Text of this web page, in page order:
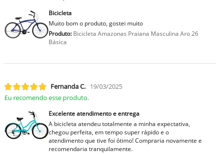
Bicicleta
Muito bom o produto, gostei muito
Produto:Bicicleta Amazonas Praiana Masculina Aro 26
Básica
Fernanda C. 19/03/2025
Eu recomendo esse produto.
Excelente atendimento e entrega
A bicicleta atendeu totalmente a minha expectativa,
chegou perfeita, em tempo super rápido e o
atendimento que tive foi ótimo! Compraria novamente e
recomendaria tranquilamente.